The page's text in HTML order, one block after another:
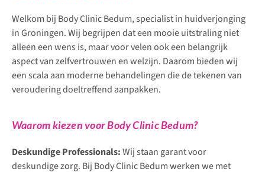
Welkom bij Body Clinic Bedum, specialist in huidverjonging
in Groningen. Wij begrijpen dat een mooie uitstraling niet
alleen een wens is, maar voor velen ook een belangrijk
aspect van zelfvertrouwen en welzijn. Daarom bieden wij
een scala aan moderne behandelingen die de tekenen van
veroudering doeltreffend aanpakken.
Waarom kiezen voor Body Clinic Bedum?
Deskundige Professionals:Wij staan garant voor
deskundige zorg. Bij Body Clinic Bedum werken we met